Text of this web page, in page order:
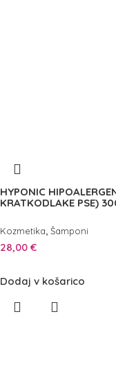
HYPONIC
KRATKODLAKE PSE)
Kozmetika Šamponi
28,00 €
Dodaj v košarico